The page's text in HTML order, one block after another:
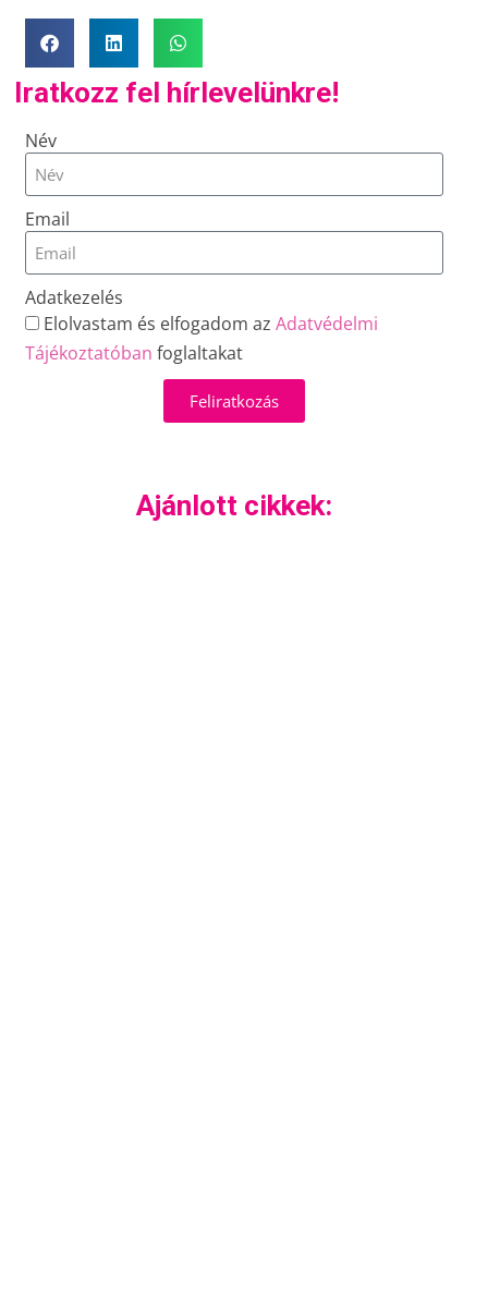
Iratkozz fel hírlevelünkre!
Név
Email
Adatkezelés
Elolvastam és elfogadom azAdatvédelmi
Tájékoztatóban foglaltakat
Feliratkozás
Ajánlott cikkek: